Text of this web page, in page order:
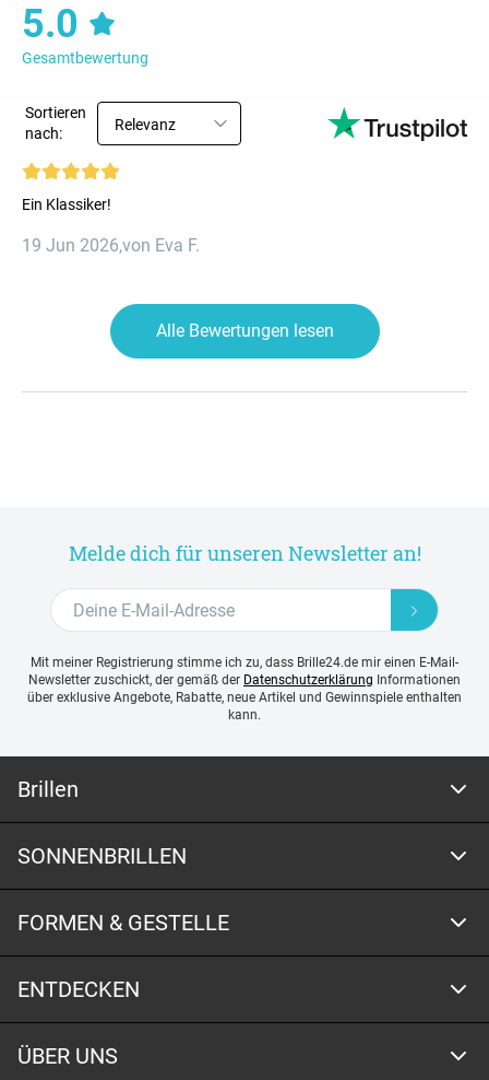
5.0
Gesamtbewertung
Sortieren
nach:
Relevanz
Ein Klassiker!
19 Jun 2026,von Eva F.
Alle Bewertungen lesen
Melde dich für unseren Newsletter an!
Mit meiner Registrierung stimme ich zu, dass Brille24.de mir einen E-Mail-
Newsletter zuschickt, der gemäß der Datenschutzerklärung Informationen
über exklusive Angebote, Rabatte, neue Artikel und Gewinnspiele enthalten
kann.
Brillen
SONNENBRILLEN
FORMEN & GESTELLE
ENTDECKEN
ÜBER UNS